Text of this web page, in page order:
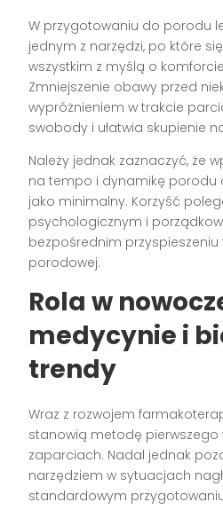
W przygotowaniu do porodu
jednym z narzędzi, po które
wszystkim z myślą o
Zmniejszenie obawy przed
wypróżnieniem w trakcie
swobody i ułatwia skupienie
Należy jednak zaznaczyć, że
na tempo i dynamikę porodu
jako minimalny. Korzyść
psychologicznym i
bezpośrednim przyspieszeniu
porodowej.
Rola w
medycynie i
trendy
Wraz z rozwojem
stanowią metodę pierwszego
zaparciach. Nadal jednak
narzędziem w sytuacjach
standardowym